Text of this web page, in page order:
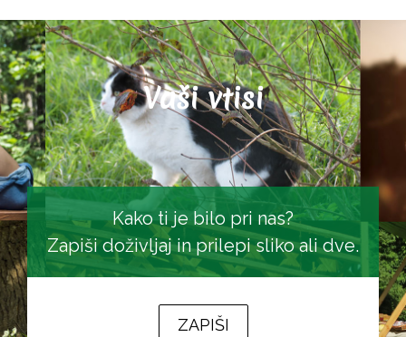
Vaši vtisi
Kako ti je bilo pri nas?
Zapiši doživljaj in prilepi sliko ali dve.
ZAPIŠI